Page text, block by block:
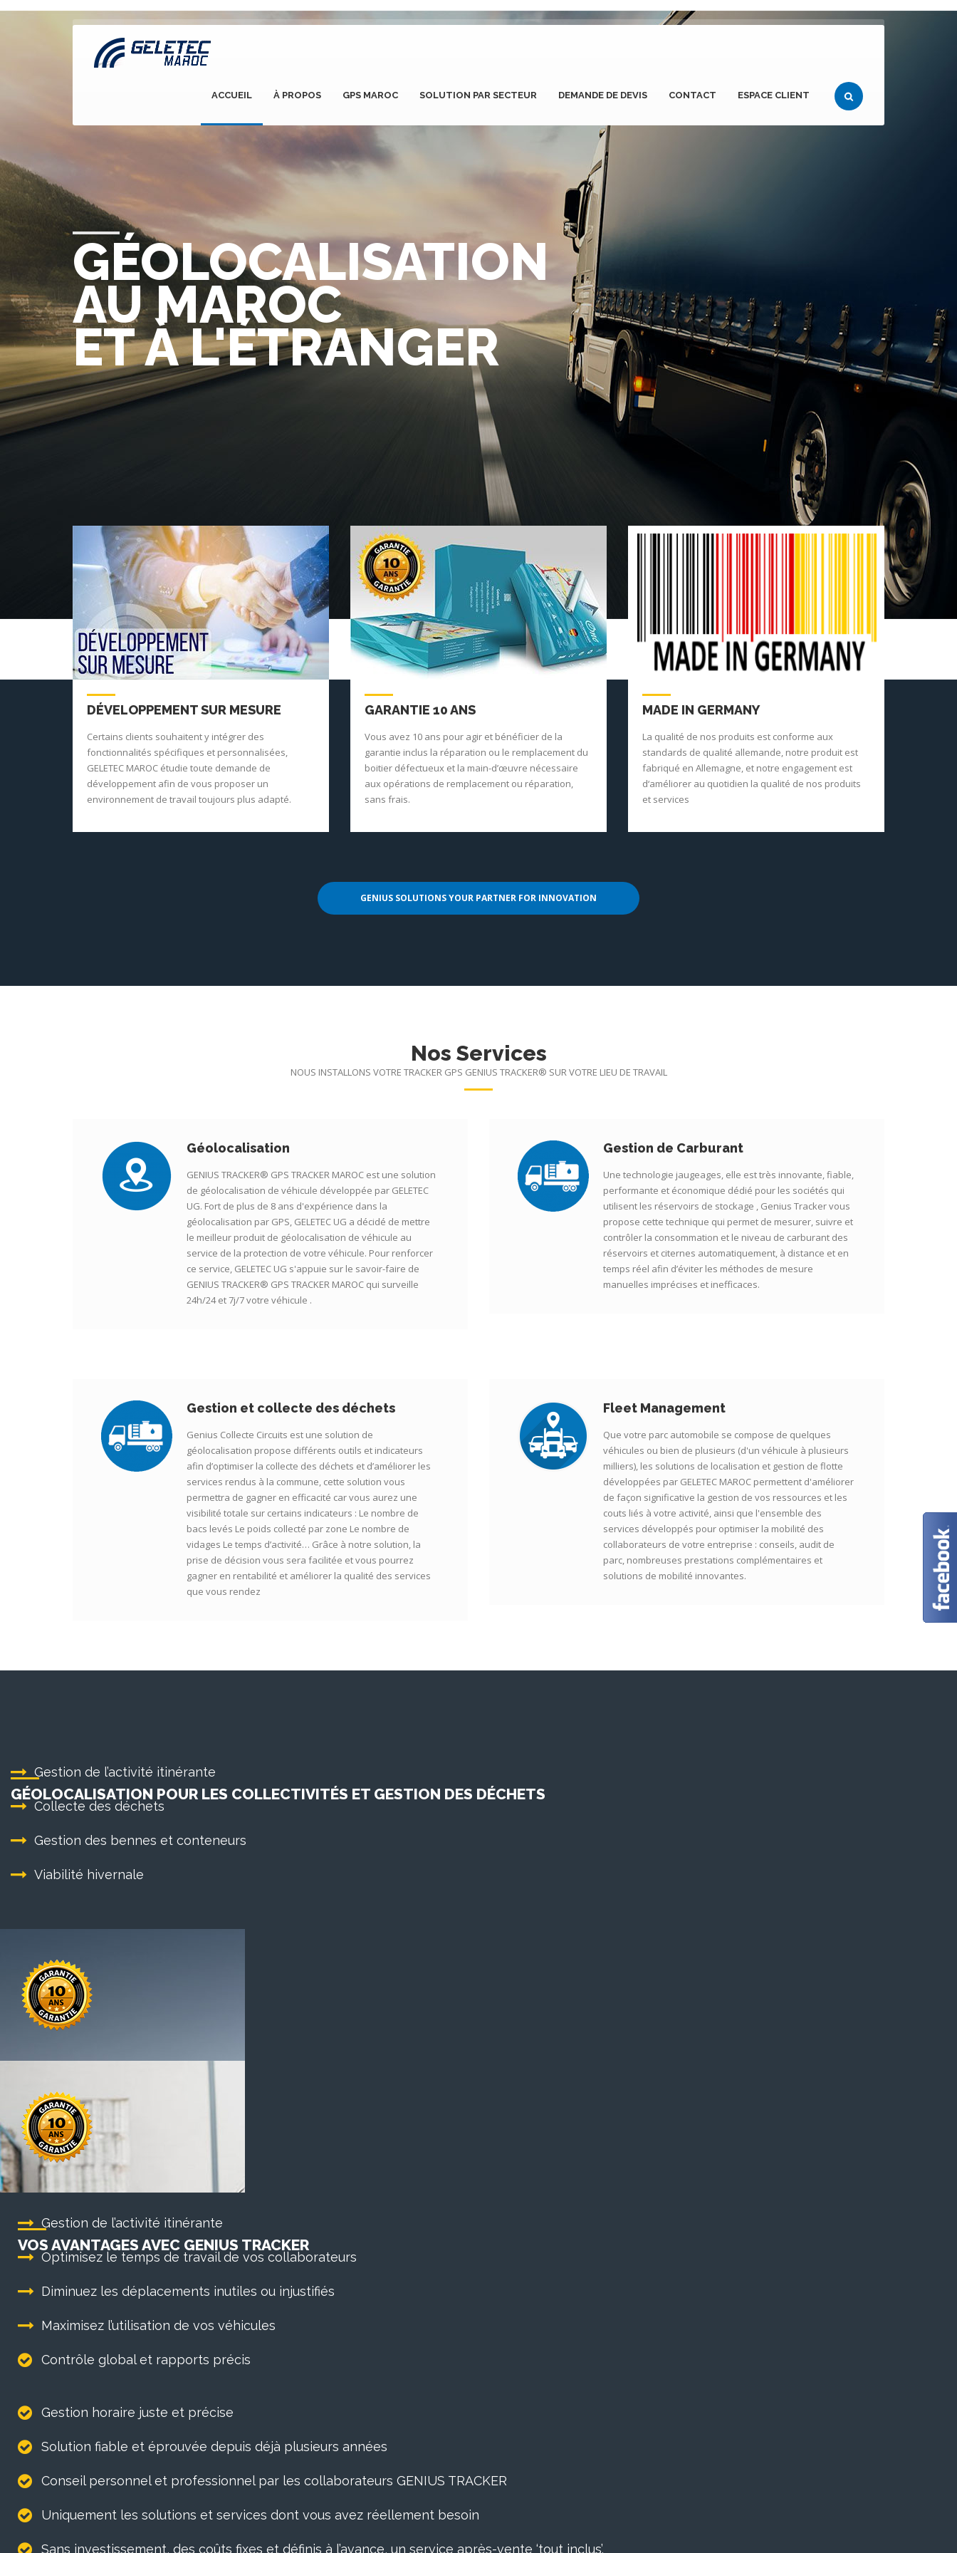
ACCUEIL À PROPOS GPS MAROC SOLUTION PAR SECTEUR DEMANDE DE DEVIS CONTACT ESPACE CLIENT
ET À L'ÉTRANGER
AU MAROC
GÉOLOCALISATION
DÉVELOPPEMENT SUR MESURE
Certains clients souhaitent y intégrer des
fonctionnalités spécifiques et personnalisées,
GELETEC MAROC étudie toute demande de
développement afin de vous proposer un
environnement de travail toujours plus adapté.
GARANTIE 10 ANS
Vous avez 10 ans pour agir et bénéficier de la
garantie inclus la réparation ou le remplacement du
boitier défectueux et la main-d’œuvre nécessaire
aux opérations de remplacement ou réparation,
sans frais.
MADE IN GERMANY
La qualité de nos produits est conforme aux
standards de qualité allemande, notre produit est
fabriqué en Allemagne, et notre engagement est
d‘améliorer au quotidien la qualité de nos produits
et services
GENIUS SOLUTIONS YOUR PARTNER FOR INNOVATION
Nos Services
NOUS INSTALLONS VOTRE TRACKER GPS GENIUS TRACKER® SUR VOTRE LIEU DE TRAVAIL
Géolocalisation
GENIUS TRACKER® GPS TRACKER MAROC est une solution
de géolocalisation de véhicule développée par GELETEC
UG. Fort de plus de 8 ans d'expérience dans la
géolocalisation par GPS, GELETEC UG a décidé de mettre
le meilleur produit de géolocalisation de véhicule au
service de la protection de votre véhicule. Pour renforcer
ce service, GELETEC UG s'appuie sur le savoir-faire de
GENIUS TRACKER® GPS TRACKER MAROC qui surveille
24h/24 et 7j/7 votre véhicule .
Gestion de Carburant
Une technologie jaugeages, elle est très innovante, fiable,
performante et économique dédié pour les sociétés qui
utilisent les réservoirs de stockage , Genius Tracker vous
propose cette technique qui permet de mesurer, suivre et
contrôler la consommation et le niveau de carburant des
réservoirs et citernes automatiquement, à distance et en
temps réel afin d’éviter les méthodes de mesure
manuelles imprécises et inefficaces.
Gestion et collecte des déchets
Genius Collecte Circuits est une solution de
géolocalisation propose différents outils et indicateurs
afin d’optimiser la collecte des déchets et d’améliorer les
services rendus à la commune, cette solution vous
permettra de gagner en efficacité car vous aurez une
visibilité totale sur certains indicateurs : Le nombre de
bacs levés Le poids collecté par zone Le nombre de
vidages Le temps d’activité… Grâce à notre solution, la
prise de décision vous sera facilitée et vous pourrez
gagner en rentabilité et améliorer la qualité des services
que vous rendez
Fleet Management
Que votre parc automobile se compose de quelques
véhicules ou bien de plusieurs (d'un véhicule à plusieurs
milliers), les solutions de localisation et gestion de flotte
développées par GELETEC MAROC permettent d'améliorer
de façon significative la gestion de vos ressources et les
couts liés à votre activité, ainsi que l'ensemble des
services développés pour optimiser la mobilité des
collaborateurs de votre entreprise : conseils, audit de
parc, nombreuses prestations complémentaires et
solutions de mobilité innovantes.
GÉOLOCALISATION POUR LES COLLECTIVITÉS ET GESTION DES DÉCHETS
Gestion de l’activité itinérante
Collecte des déchets
Gestion des bennes et conteneurs
Viabilité hivernale
VOS AVANTAGES AVEC GENIUS TRACKER
Gestion de l’activité itinérante
Optimisez le temps de travail de vos collaborateurs
Diminuez les déplacements inutiles ou injustifiés
Maximisez l’utilisation de vos véhicules
Contrôle global et rapports précis
Gestion horaire juste et précise
Solution fiable et éprouvée depuis déjà plusieurs années
Conseil personnel et professionnel par les collaborateurs GENIUS TRACKER
Uniquement les solutions et services dont vous avez réellement besoin
Sans investissement, des coûts fixes et définis à l’avance, un service après-vente ‘tout inclus’.